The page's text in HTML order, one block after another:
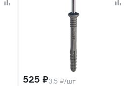
525 ₽3.5 ₽/шт